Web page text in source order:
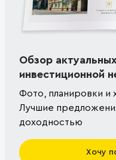
Обзор
инвестиционной
Фото, планировки и
Лучшие
доходностью
Хочу